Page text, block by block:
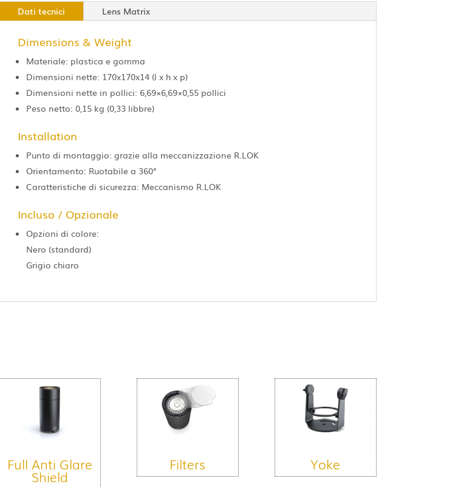
Dati tecnici Lens Matrix
Dimensions & Weight
Materiale: plastica e gomma
Dimensioni nette: 170x170x14 (l x h x p)
Dimensioni nette in pollici: 6,69×6,69×0,55 pollici
Peso netto: 0,15 kg (0,33 libbre)
Installation
Punto di montaggio: grazie alla meccanizzazione R.LOK
Orientamento: Ruotabile a 360°
Caratteristiche di sicurezza: Meccanismo R.LOK
Incluso / Opzionale
Opzioni di colore:
Nero (standard)
Grigio chiaro
Full Anti Glare
Shield
Filters Yoke